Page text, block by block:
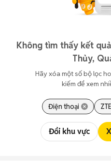
Không tìm thấy kết
Thủy,
Hãy xóa một số bộ lọc
kiếm để xem
Điện thoại ZTE
Đổi khu vực